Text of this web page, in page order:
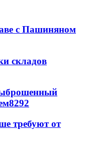
с Пашиняном
складов
8292
требуют от